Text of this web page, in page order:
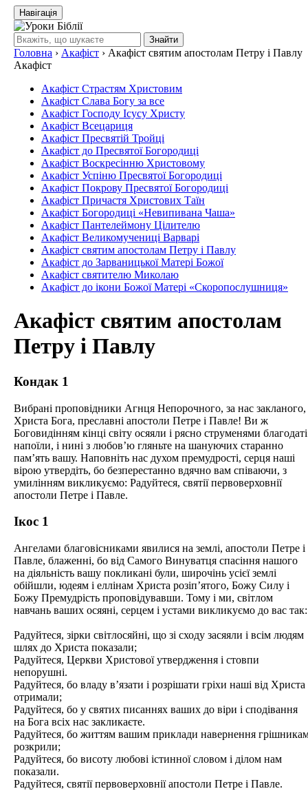
Навігація
Знайти
Головна › Акафіст › Акафіст святим апостолам Петру і Павлу
Акафіст
Акафіст Страстям Христовим
Акафіст Слава Богу за все
Акафіст Господу Ісусу Христу
Акафіст Всецариця
Акафіст Пресвятій Тройці
Акафіст до Пресвятої Богородиці
Акафіст Воскресінню Христовому
Акафіст Успіню Пресвятої Богородиці
Акафіст Покрову Пресвятої Богородиці
Акафіст Причастя Христових Таїн
Акафіст Богородиці «Невипивана Чаша»
Акафіст Пантелеймону Цілителю
Акафіст Великомучениці Варварі
Акафіст святим апостолам Петру і Павлу
Акафіст до Зарваницької Матері Божої
Акафіст святителю Миколаю
Акафіст до ікони Божої Матері «Скоропослушниця»
Акафіст святим апостолам
Петру і Павлу
Кондак 1
Вибрані проповідники Агнця Непорочного, за нас закланого,
Христа Бога, преславні апостоли Петре і Павле! Ви ж
Боговидінням кінці світу осяяли і рясно струменями благодаті
напоїли, і нині з любов’ю гляньте на шануючих старанно
пам’ять вашу. Наповніть нас духом премудрості, серця наші
вірою утвердіть, бо безперестанно вдячно вам співаючи, з
умилінням викликуємо: Радуйтеся, святії первоверховнії
апостоли Петре і Павле.
Ікос 1
Ангелами благовісниками явилися на землі, апостоли Петре і
Павле, блаженні, бо від Самого Винуватця спасіння нашого
на діяльність вашу покликані були, широчінь усієї землі
обійшли, юдеям і еллінам Христа розіп’ятого, Божу Силу і
Божу Премудрість проповідувавши. Тому і ми, світлом
навчань ваших осяяні, серцем і устами викликуємо до вас так:
Радуйтеся, зірки світлосяйні, що зі сходу засяяли і всім людям
шлях до Христа показали;
Радуйтеся, Церкви Христової утвердження і стовпи
непорушні.
Радуйтеся, бо владу в’язати і розрішати гріхи наші від Христа
отримали;
Радуйтеся, бо у святих писаннях ваших до віри і сподівання
на Бога всіх нас закликаєте.
Радуйтеся, бо життям вашим приклади навернення
розкрили;
Радуйтеся, бо висоту любові істинної словом і ділом нам
показали.
Радуйтеся, святії первоверховнії апостоли Петре і Павле.